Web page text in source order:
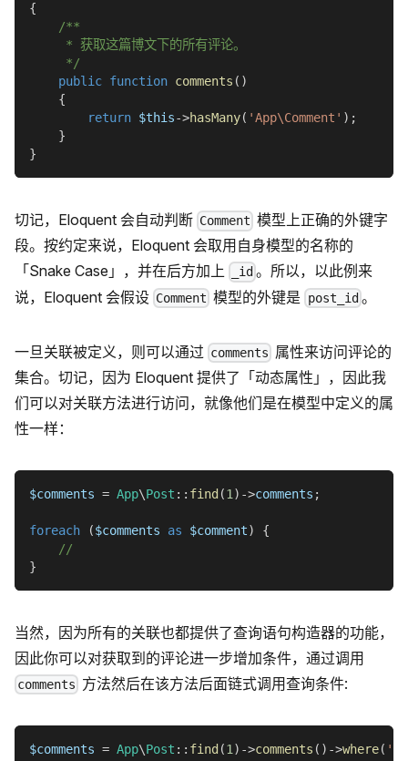
{
/**
     * 获取这篇博文下的所有评论。
     */
public function comments ( )
{
return $this->hasMany( 'App\Comment' ) ;
}
}
切记，Eloquent 会自动判断 Comment 模型上正确的外键字
段。按约定来说，Eloquent 会取用自身模型的名称的
「Snake Case」，并在后方加上
_id 。所以，以此例来
说，Eloquent 会假设 Comment 模型的外键是 post_id 。
一旦关联被定义，则可以通过 comments 属性来访问评论的
集合。切记，因为 Eloquent 提供了「动态属性」，因此我
们可以对关联方法进行访问，就像他们是在模型中定义的属
性一样：
$comments = App\Post :: find (1 ) ->comments ;
foreach ($comments as $comment)
{
//
}
当然，因为所有的关联也都提供了查询语句构造器的功能，
因此你可以对获取到的评论进一步增加条件，通过调用
comments 方法然后在该方法后面链式调用查询条件:
$comments = App\Post :: find (1 ) ->comments ( ) ->where(